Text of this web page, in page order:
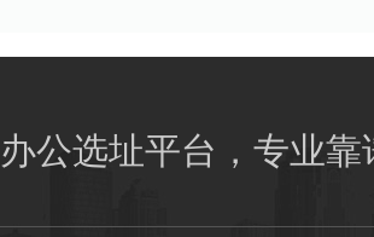
办公选址平台，专业靠